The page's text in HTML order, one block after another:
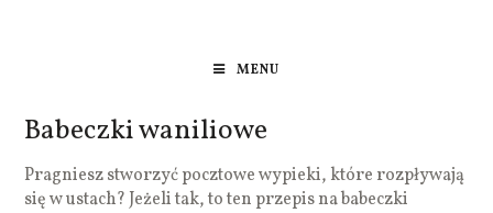
MENU
Babeczki waniliowe
Pragniesz stworzyć pocztowe wypieki, które rozpływają
się w ustach? Jeżeli tak, to ten przepis na babeczki